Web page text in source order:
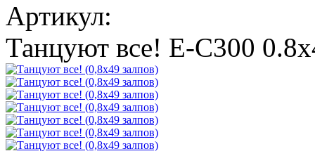
Артикул:
Танцуют все! Е-С300